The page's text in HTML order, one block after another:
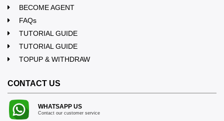
BECOME AGENT
FAQs
TUTORIAL GUIDE
TUTORIAL GUIDE
TOPUP & WITHDRAW
CONTACT US
WHATSAPP US
Contact our customer service